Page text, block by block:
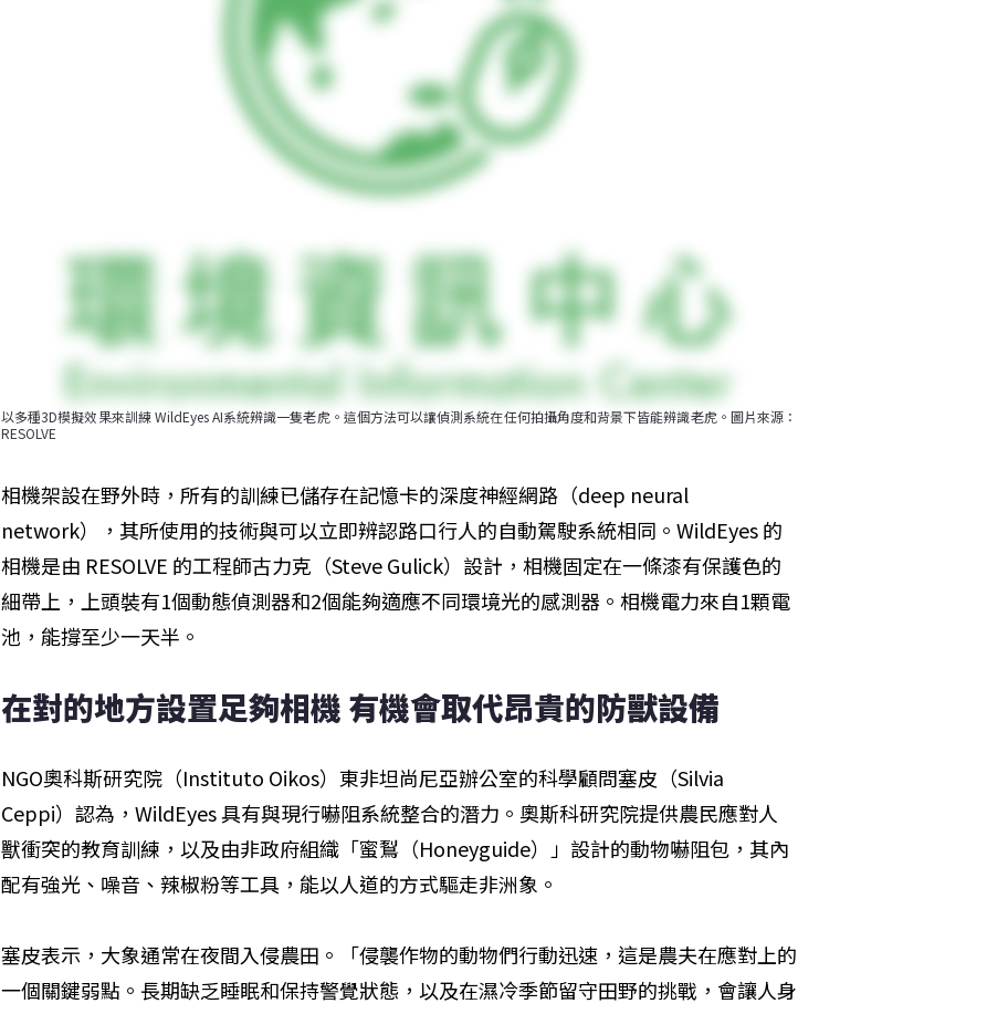
以多種3D模擬效果來訓練 WildEyes AI系統辨識一隻老虎。這個方法可以讓偵測系統在任何拍攝角度和背景下皆能辨識老虎。圖片來源：
RESOLVE
相機架設在野外時，所有的訓練已儲存在記憶卡的深度神經網路（deep neural
network），其所使用的技術與可以立即辨認路口行人的自動駕駛系統相同。WildEyes 的
相機是由 RESOLVE 的工程師古力克（Steve Gulick）設計，相機固定在一條漆有保護色的
細帶上，上頭裝有1個動態偵測器和2個能夠適應不同環境光的感測器。相機電力來自1顆電
池，能撐至少一天半。
在對的地方設置足夠相機 有機會取代昂貴的防獸設備
NGO奧科斯研究院（Instituto Oikos）東非坦尚尼亞辦公室的科學顧問塞皮（Silvia
Ceppi）認為，WildEyes 具有與現行嚇阻系統整合的潛力。奧斯科研究院提供農民應對人
獸衝突的教育訓練，以及由非政府組織「蜜鴷（Honeyguide）」設計的動物嚇阻包，其內
配有強光、噪音、辣椒粉等工具，能以人道的方式驅走非洲象。
塞皮表示，大象通常在夜間入侵農田。「侵襲作物的動物們行動迅速，這是農夫在應對上的
一個關鍵弱點。長期缺乏睡眠和保持警覺狀態，以及在濕冷季節留守田野的挑戰，會讓人身